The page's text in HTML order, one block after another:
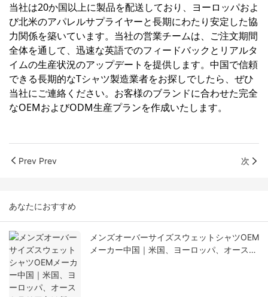
当社は20か国以上に製品を配送しており、ヨーロッパおよ
び北米のアパレルサプライヤーと長期にわたり安定した協
力関係を築いています。当社の営業チームは、ご注文期間
全体を通して、迅速な英語でのフィードバックとリアルタ
イムの生産状況のアップデートを提供します。中国で信頼
できる長期的なTシャツ製造業者をお探しでしたら、ぜひ
当社にご連絡ください。お客様のブランドに合わせた完全
なOEMおよびODM生産プランを作成いたします。
Prev Prev 次
あなたにおすすめ
メンズオーバーサイズスウェットシャツOEM
メーカー中国｜米国、ヨーロッパ、オースト